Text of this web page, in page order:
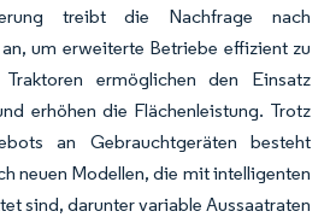
treibt die Nachfrage nach
um erweiterte Betriebe effizient zu
ermöglichen den Einsatz
erhöhen die Flächenleistung. Trotz
an Gebrauchtgeräten besteht
neuen Modellen, die mit intelligenten
sind, darunter variable Aussaatraten